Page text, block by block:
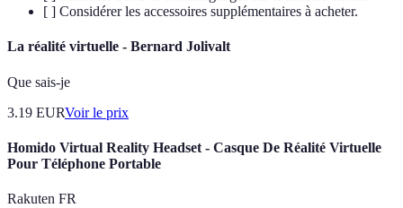
[ ] Considérer les accessoires supplémentaires à acheter.
La réalité virtuelle - Bernard Jolivalt
Que sais-je
3.19 EURVoir le prix
Homido Virtual Reality Headset - Casque De Réalité Virtuelle
Pour Téléphone Portable
Rakuten FR